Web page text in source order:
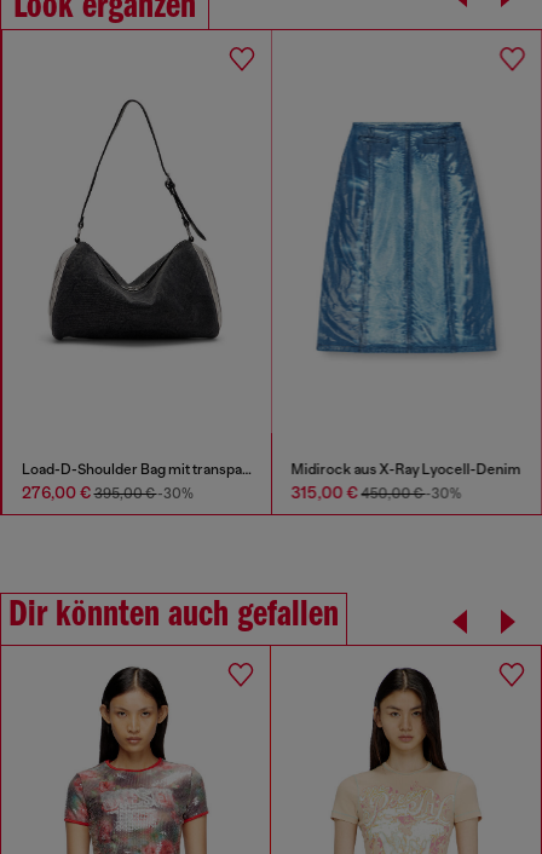
Load-D-Shoulder Bag mit transparenten ovalen D-Seiten
276,00 €395,00 €-30%
Midirock aus X-Ray Lyocell-Denim
315,00 €450,00 €-30%
Dir könnten auch gefallen